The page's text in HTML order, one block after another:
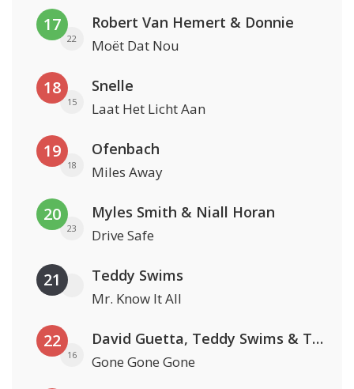
17
22
Robert Van Hemert & Donnie
Moët Dat Nou
18
15
Snelle
Laat Het Licht Aan
19
18
Ofenbach
Miles Away
20
23
Myles Smith & Niall Horan
Drive Safe
21 Teddy Swims
Mr. Know It All
22
16
David Guetta, Teddy Swims & Tones And I
Gone Gone Gone